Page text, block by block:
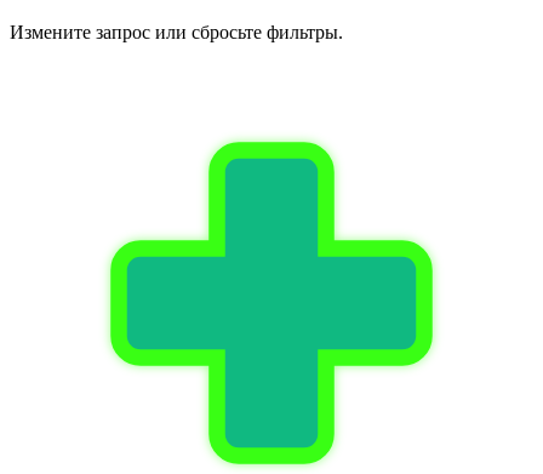
Измените запрос или сбросьте фильтры.